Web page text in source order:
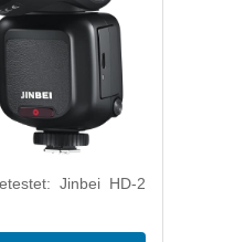
Jinbei HD-2